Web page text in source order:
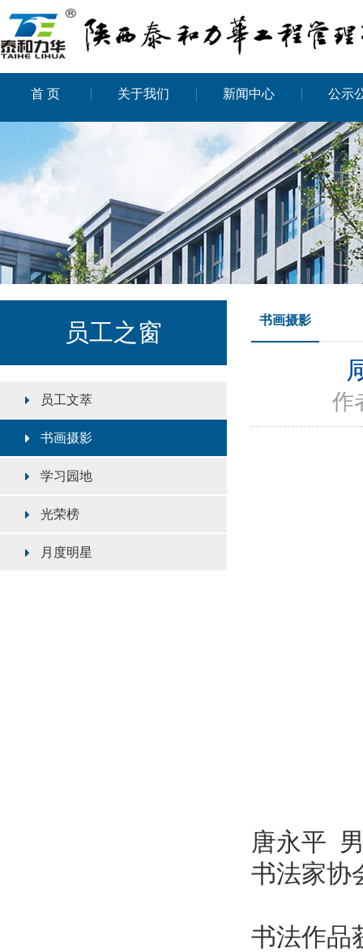
首 页 关于我们 新闻中心 公示
员工之窗
员工文萃
书画摄影
学习园地
光荣榜
月度明星
书画摄影
作
唐永平
书法家协
书法作品